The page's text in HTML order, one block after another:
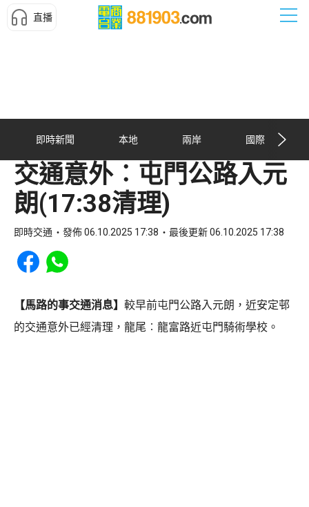
直播
即時新聞 本地 兩岸 國際
交通意外︰屯門公路入元
朗(17:38清理)
即時交通 發佈 06.10.2025 17:38 最後更新 06.10.2025 17:38
Share to Facebook
Share to WhatsApp
【馬路的事交通消息】 較早前屯門公路入元朗，近安定邨
的交通意外已經清理，龍尾︰龍富路近屯門騎術學校。